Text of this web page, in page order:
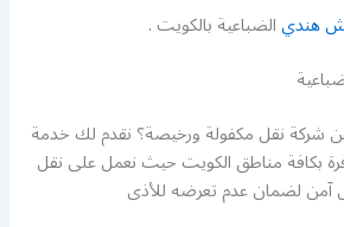
هنديالضباعية بالكويت .
نقل مكفولة ورخيصة؟ نقدم لك خدمة
بكافة مناطق الكويت حيث نعمل على نقل
آمن لضمان عدم تعرضه للأذى